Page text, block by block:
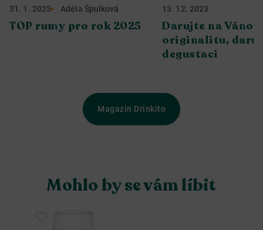
31. 1. 2025 Adéla Špulková
TOP rumy pro rok 2025
13. 12. 2023
Darujte na
originalitu,
degustaci
Magazín Drinkito
Mohlo by se vám líbit